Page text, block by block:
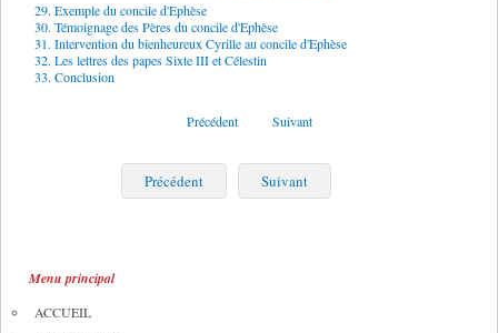
29. Exemple du concile d'Ephèse
30. Témoignage des Pères du concile d'Ephèse
31. Intervention du bienheureux Cyrille au concile d'Ephèse
32. Les lettres des papes Sixte III et Célestin
33. Conclusion
Précédent Suivant
Précédent Suivant
Menu principal
ACCUEIL